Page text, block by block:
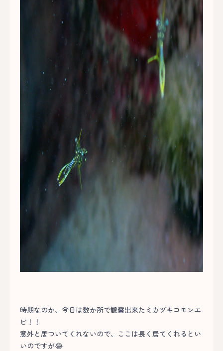
時期なのか、今日は数か所で観察出来たミカヅキコモンエ
ビ！！
意外と居ついてくれないので、ここは長く居てくれるとい
いのですが😂